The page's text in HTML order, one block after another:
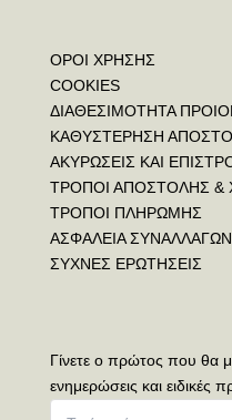
ΟΡΟΙ ΧΡΗΣΗΣ
COOKIES
ΔΙΑΘΕΣΙΜΟΤΗΤΑ
ΚΑΘΥΣΤΕΡΗΣΗ
ΑΚΥΡΩΣΕΙΣ ΚΑΙ
ΤΡΟΠΟΙ ΑΠΟΣΤΟΛΗΣ &
ΤΡΟΠΟΙ ΠΛΗΡΩΜΗΣ
ΑΣΦΑΛΕΙΑ ΣΥΝΑΛΛΑΓΩΝ
ΣΥΧΝΕΣ ΕΡΩΤΗΣΕΙΣ
Γίνετε ο πρώτος που θα
ενημερώσεις και ειδικές